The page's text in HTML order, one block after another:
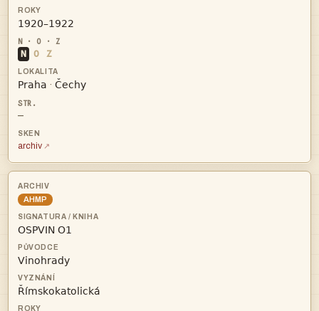

N O Z
 · 
—
archiv
AHMP


